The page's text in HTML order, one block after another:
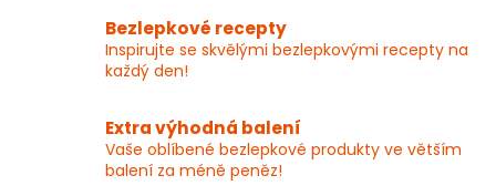
Bezlepkové recepty
Inspirujte se skvělými bezlepkovými recepty na
každý den!
Extra výhodná balení
Vaše oblíbené bezlepkové produkty ve větším
balení za méně peněz!